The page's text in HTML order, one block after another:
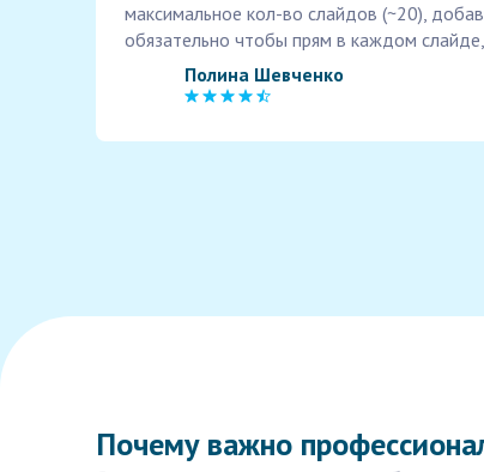
максимальное кол-во слайдов (~20),
обязательно чтобы прям в каждом
Полина Шевченко
Почему важно